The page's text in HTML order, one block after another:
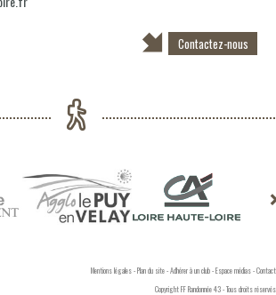
Contactez-nous
Mentions légales-Plan du site-Adhérer à un club-Espace médias-Contact
Copyright FF Randonnée 43 - Tous droits réservés